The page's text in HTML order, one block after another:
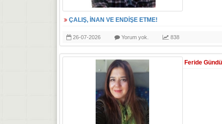
ÇALIŞ, İNAN VE ENDİŞE ETME!
26-07-2026 Yorum yok. 838
Feride